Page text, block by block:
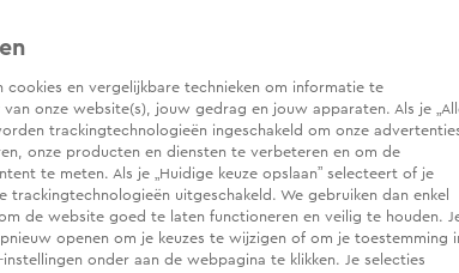
maar
cookies en vergelijkbare technieken om informatie te
onze website(s), jouw gedrag en jouw apparaten. Als je
trackingtechnologieën ingeschakeld om onze
onze producten en diensten te verbeteren en om de
te meten. Als je „Huidige keuze opslaan” selecteert of je
uitgeschakeld. We gebruiken dan enkel
de website goed te laten functioneren en veilig te houden.
openen om je keuzes te wijzigen of om je toestemming
onder aan de webpagina te klikken. Je selecties